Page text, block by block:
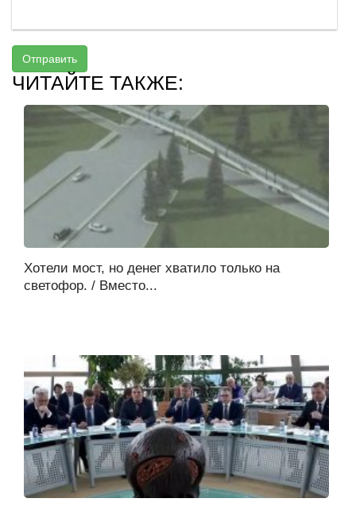
Отправить
ЧИТАЙТЕ ТАКЖЕ:
Хотели мост, но денег хватило только на
светофор. / Вместо...